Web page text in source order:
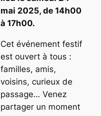
mai 2025, de 14h00
à 17h00.
Cet événement festif
est ouvert à tous :
familles, amis,
voisins, curieux de
passage… Venez
partager un moment